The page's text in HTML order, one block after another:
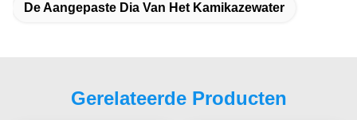
De Aangepaste Dia Van Het Kamikazewater
Gerelateerde Producten